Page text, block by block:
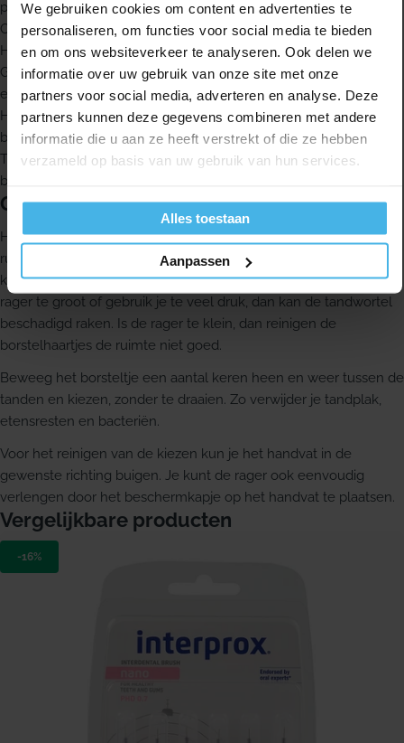
We gebruiken cookies om content en advertenties te
personaliseren, om functies voor social media te bieden
en om ons websiteverkeer te analyseren. Ook delen we
informatie over uw gebruik van onze site met onze
partners voor social media, adverteren en analyse. Deze
partners kunnen deze gegevens combineren met andere
informatie die u aan ze heeft verstrekt of die ze hebben
verzameld op basis van uw gebruik van hun services.
Alles toestaan
Aanpassen
passende maat beschikbaar
Ook zeer kleine interdentale ruimten zijn goed bereikbaar
Het praktische handvat is gebruiksvriendelijk
Gecoat ijzerdraadje ter bescherming van elementen, vullingen
en implantaten
Hygiënisch beschermkapje om de rager gemakkelijk op te
bergen en mee te nemen
Tynex© borstelhaartjes in twee kleuren helpen tandplaque en
bloeding te detecteren
Gebruik
Het is belangrijk dat je de juiste maat kiest voor elke interdentale
ruimte. Het borsteltje moet gemakkelijk tussen de tanden en
kiezen kunnen komen, met een klein beetje tegendruk. Is de
rager te groot of gebruik je te veel druk, dan kan de tandwortel
beschadigd raken. Is de rager te klein, dan reinigen de
borstelhaartjes de ruimte niet goed.
Beweeg het borsteltje een aantal keren heen en weer tussen de
tanden en kiezen, zonder te draaien. Zo verwijder je tandplak,
etensresten en bacteriën.
Voor het reinigen van de kiezen kun je het handvat in de
gewenste richting buigen. Je kunt de rager ook eenvoudig
verlengen door het beschermkapje op het handvat te plaatsen.
Vergelijkbare producten
-16%